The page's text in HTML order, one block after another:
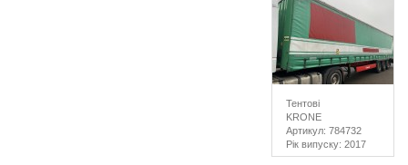
Тентові
KRONE
Артикул: 784732
Рік випуску: 2017